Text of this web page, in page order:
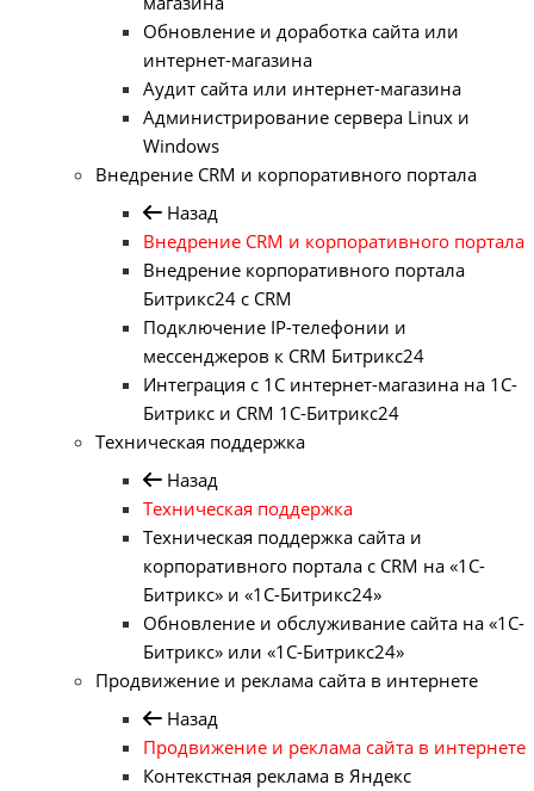
Обновление и доработка сайта или
интернет-магазина
Аудит сайта или интернет-магазина
Администрирование сервера Linux и
Windows
Внедрение CRM и корпоративного портала
Назад
Внедрение CRM и корпоративного портала
Внедрение корпоративного портала
Битрикс24 с CRM
Подключение IP-телефонии и
мессенджеров к CRM Битрикс24
Интеграция с 1С интернет-магазина на 1С-
Битрикс и CRM 1С-Битрикс24
Техническая поддержка
Назад
Техническая поддержка
Техническая поддержка сайта и
корпоративного портала с CRM на «1С-
Битрикс» и «1С-Битрикс24»
Обновление и обслуживание сайта на «1С-
Битрикс» или «1С-Битрикс24»
Продвижение и реклама сайта в интернете
Назад
Продвижение и реклама сайта в интернете
Контекстная реклама в Яндекс